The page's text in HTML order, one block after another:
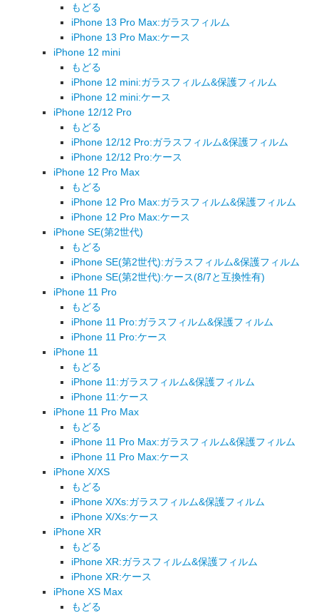
もどる
iPhone 13 Pro Max:ガラスフィルム
iPhone 13 Pro Max:ケース
iPhone 12 mini
もどる
iPhone 12 mini:ガラスフィルム&保護フィルム
iPhone 12 mini:ケース
iPhone 12/12 Pro
もどる
iPhone 12/12 Pro:ガラスフィルム&保護フィルム
iPhone 12/12 Pro:ケース
iPhone 12 Pro Max
もどる
iPhone 12 Pro Max:ガラスフィルム&保護フィルム
iPhone 12 Pro Max:ケース
iPhone SE(第2世代)
もどる
iPhone SE(第2世代):ガラスフィルム&保護フィルム
iPhone SE(第2世代):ケース(8/7と互換性有)
iPhone 11 Pro
もどる
iPhone 11 Pro:ガラスフィルム&保護フィルム
iPhone 11 Pro:ケース
iPhone 11
もどる
iPhone 11:ガラスフィルム&保護フィルム
iPhone 11:ケース
iPhone 11 Pro Max
もどる
iPhone 11 Pro Max:ガラスフィルム&保護フィルム
iPhone 11 Pro Max:ケース
iPhone X/XS
もどる
iPhone X/Xs:ガラスフィルム&保護フィルム
iPhone X/Xs:ケース
iPhone XR
もどる
iPhone XR:ガラスフィルム&保護フィルム
iPhone XR:ケース
iPhone XS Max
もどる